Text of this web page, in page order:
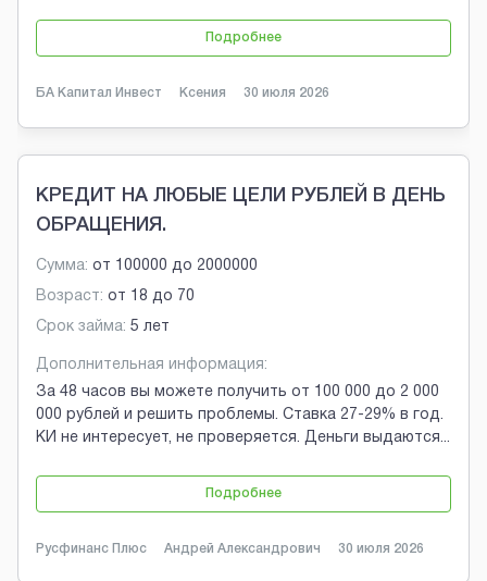
Подробнее
БА Капитал Инвест Ксения 30 июля 2026
КРЕДИТ НА ЛЮБЫЕ ЦЕЛИ РУБЛЕЙ В ДЕНЬ
ОБРАЩЕНИЯ.
Сумма: от 100000 до 2000000
Возраст: от 18 до 70
Срок займа: 5 лет
Дополнительная информация:
За 48 часов вы можете получить от 100 000 до 2 000
000 рублей и решить проблемы. Ставка 27-29% в год.
КИ не интересует, не проверяется. Деньги выдаются...
Подробнее
Русфинанс Плюс Андрей Александрович 30 июля 2026